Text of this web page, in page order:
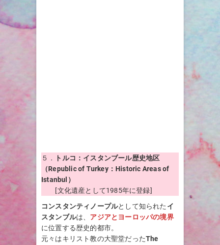
５．
トルコ：イスタンブール歴史地区
（Republic of Turkey：Historic Areas of
Istanbul）
[文化遺産として1985年に登録]
コンスタンティノープルとして知られた イ
スタンブルは、 アジアとヨーロッパの境界
に位置する歴史的都市。
元々はキリスト教の大聖堂だったThe